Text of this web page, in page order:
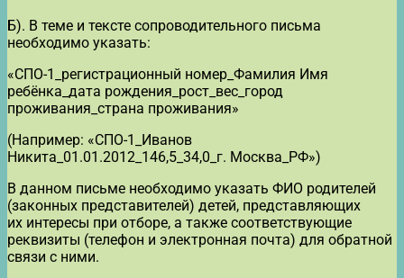
Б). В теме и тексте сопроводительного письма
необходимо указать:
«СПО-1_регистрационный номер_Фамилия Имя
ребёнка_дата рождения_рост_вес_город
проживания_страна проживания»
(Например: «СПО-1_Иванов
Никита_01.01.2012_146,5_34,0_г. Москва_РФ»)
В данном письме необходимо указать ФИО родителей
(законных представителей) детей, представляющих
их интересы при отборе, а также соответствующие
реквизиты (телефон и электронная почта) для обратной
связи с ними.